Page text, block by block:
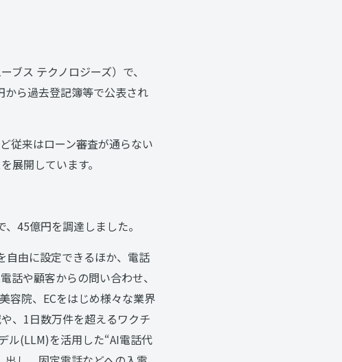
ーブス テクノロジーズ）で、
ら過去登記簿等で公表され
従来はローン審査が通らない
展開しています。
、45億円を調達しました。
自由に設定できるほか、電話
話や顧客からの問い合わせ、
容院、ECをはじめ様々な業界
、1日数万件を超えるワクチ
ル(LLM)を活用した“AI電話代